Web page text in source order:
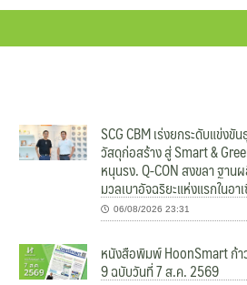
SCG CBM เร่งยกระดับแข่งขั
วัสดุก่อสร้าง สู่ Smart &
หนุนรง. Q-CON สงขลา ฐาน
มวลเบาอัจฉริยะแห่งแรกในอา
06/08/2026 23:31
หนังสือพิมพ์ HoonSmart ก้
9 ฉบับวันที่ 7 ส.ค. 2569